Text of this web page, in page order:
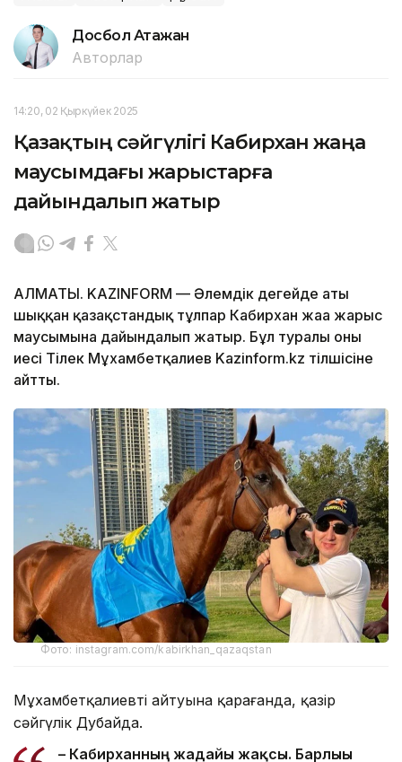
Досбол Атажан
Авторлар
14:20, 02 Қыркүйек 2025
Қазақтың сәйгүлігі Кабирхан жаңа
маусымдағы жарыстарға
дайындалып жатыр
АЛМАТЫ. KAZINFORM — Әлемдік деңгейде аты
шыққан қазақстандық тұлпар Кабирхан жаңа жарыс
маусымына дайындалып жатыр. Бұл туралы оның
иесі Тілек Мұхамбетқалиев Kazinform.kz тілшісіне
айтты.
Фото: instagram.com/kabirkhan_qazaqstan
Мұхамбетқалиевтің айтуына қарағанда, қазір
сәйгүлік Дубайда.
– Кабирханның жағдайы жақсы. Барлығы